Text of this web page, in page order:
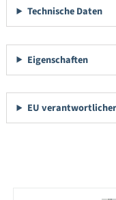
Technische Daten
Eigenschaften
EU